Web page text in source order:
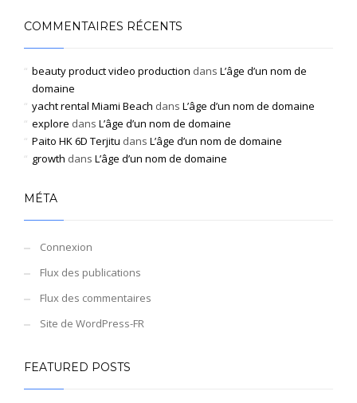
COMMENTAIRES RÉCENTS
beauty product video production dans L’âge d’un nom de
domaine
yacht rental Miami Beach dans L’âge d’un nom de domaine
explore dans L’âge d’un nom de domaine
Paito HK 6D Terjitu dans L’âge d’un nom de domaine
growth dans L’âge d’un nom de domaine
MÉTA
Connexion
Flux des publications
Flux des commentaires
Site de WordPress-FR
FEATURED POSTS